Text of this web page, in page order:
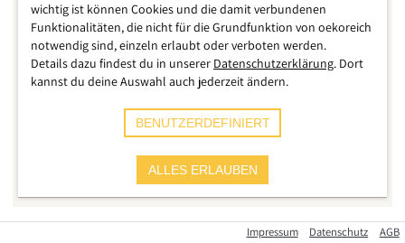
Impressum Datenschutz AGB
wichtig ist können Cookies und die damit verbundenen
Funktionalitäten, die nicht für die Grundfunktion von oekoreich
notwendig sind, einzeln erlaubt oder verboten werden.
Details dazu findest du in unserer Datenschutzerklärung. Dort
kannst du deine Auswahl auch jederzeit ändern.
BENUTZERDEFINIERT
ALLES ERLAUBEN